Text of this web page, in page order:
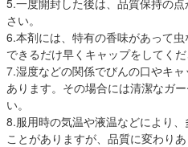
5.一度開封した後は、品質保持の
さい。
6.本剤には、特有の香味があって
できるだけ早くキャップをしてくだ
7.湿度などの関係でびんの口やキ
あります。その場合には清潔なガ
い。
8.服用時の気温や液温などにより
ことがありますが、品質に変わりあ